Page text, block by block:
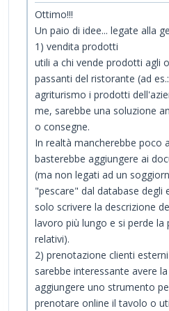
Ottimo!!!
Un paio di idee... legate alla
1) vendita prodotti
utili a chi vende prodotti agli
passanti del ristorante (ad
agriturismo i prodotti
me, sarebbe una soluzione
o consegne.
In realtà mancherebbe poco
basterebbe aggiungere ai
(ma non legati ad un
"pescare" dal database degli
solo scrivere la descrizione
lavoro più lungo e si perde la
relativi).
2) prenotazione clienti esterni
sarebbe interessante avere
aggiungere uno strumento
prenotare online il tavolo o